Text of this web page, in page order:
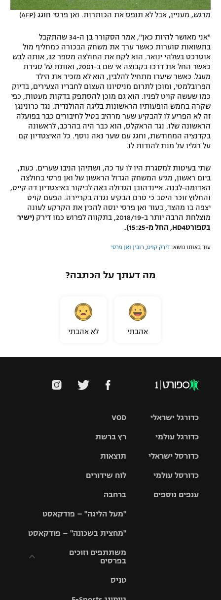
מרגש, מעניין, אבל לא תופס את הכותרות. ואן פרסי חוגג (AFP)
"אני מאושר להיות כאן", אמר הסקורר בן ה-34 שהתקבל
בתשואות סוערות כאשר ערך את משחק הבכורה כמחליף מול
אוטרכט בשלהי ינואר. הוא לקח את החולצה מספר 32, אותה לבש
כאשר החל את דרכו בקבוצה אי שם ב-2001, ואותת על סגירת
מעגל. כאשר שיערו מתחיל להלבין, הוא לא מזכיר את הילד
הפרובלמטי, ומוכן לתרום מניסיונו העצום לחבריו הצעירים, בדיוק
כמו שעשה קויט לפניו. הוא גם מוכן להסתפק בדקות מעטות, כפי
שקרה בחמש הופעותיו הראשונות בליגה ההולנדית. נגד כרונינגן
זה לא הפריע לו להבקיע שער מרהיב בטיל לחיבורים כבר בפועלה
הראשונה שלו. נגד הראקלס, הוא כבר היה בהרכב, לראשונה
בקדנציה המחודשת, וחגג עם שער נאה נוסף. כל האיצטדיון קם
על רגליו על מנת להודות לו.
שתי בעיטות למסגרת היו לו עד כה, ושתיהן הניבו שערים. כעת,
ביום ראשון, מגיע המשחק הגדול הראשון של ואן פרסי בחולצה
האדומה-לבנה. איינדהובן הגדולה באה לביקור באיצטדיון דה קייט,
והחלוץ זוכר היטב כי טרם הבקיע נגדה בקריירה. הפעם קויט
יצפה בו מהצד, בעוד ואן פרסי ינסה להכין את הקרקע לעונה
מוצלחת הרבה יותר ב-2018/19, בתקווה לפרוש כמו דירק
(ישיר
בספורטHD4, החל מ-15:25).
עוד באותו נושא: דירק קויט רובין ואן פרסי
מה דעתך על הכתבה?
אהבתי לא אהבתי
VOD
רץ ברשת
תוצאות
לוח שידורים
ברחבה
"מעל הליגה" – פודקאסט
"מחצית בשכונה" – פודקאסט
משתתפים וזוכים
בפרסים
וזוכים בפרסים
טניס
כדורגל ישראלי
גביע הטוטו
כדורגל עולמי
האלופות
ליגה
כדורסל ישראלי
סל
כדורסל עולמי
ענפים נוספים